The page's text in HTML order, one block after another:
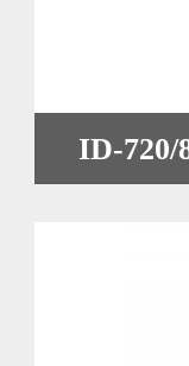
ID-720/